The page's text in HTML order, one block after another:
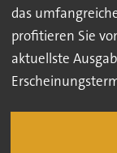
das
profitieren Sie
aktuellste